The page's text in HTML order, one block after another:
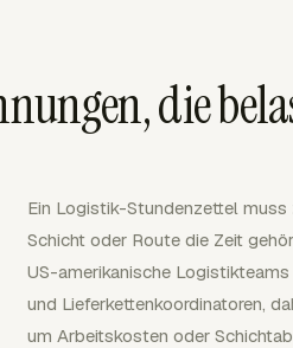
die
Ein Logistik-Stundenzettel
Schicht oder Route die Zeit
US-amerikanische
und Lieferkettenkoordinatoren,
um Arbeitskosten oder